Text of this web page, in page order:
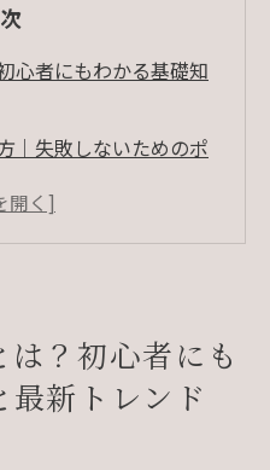
心者にもわかる基礎知
｜失敗しないためのポ
すめプラン｜特別な撮
について
が選ばれる（求められ
？初心者にも
新トレンド